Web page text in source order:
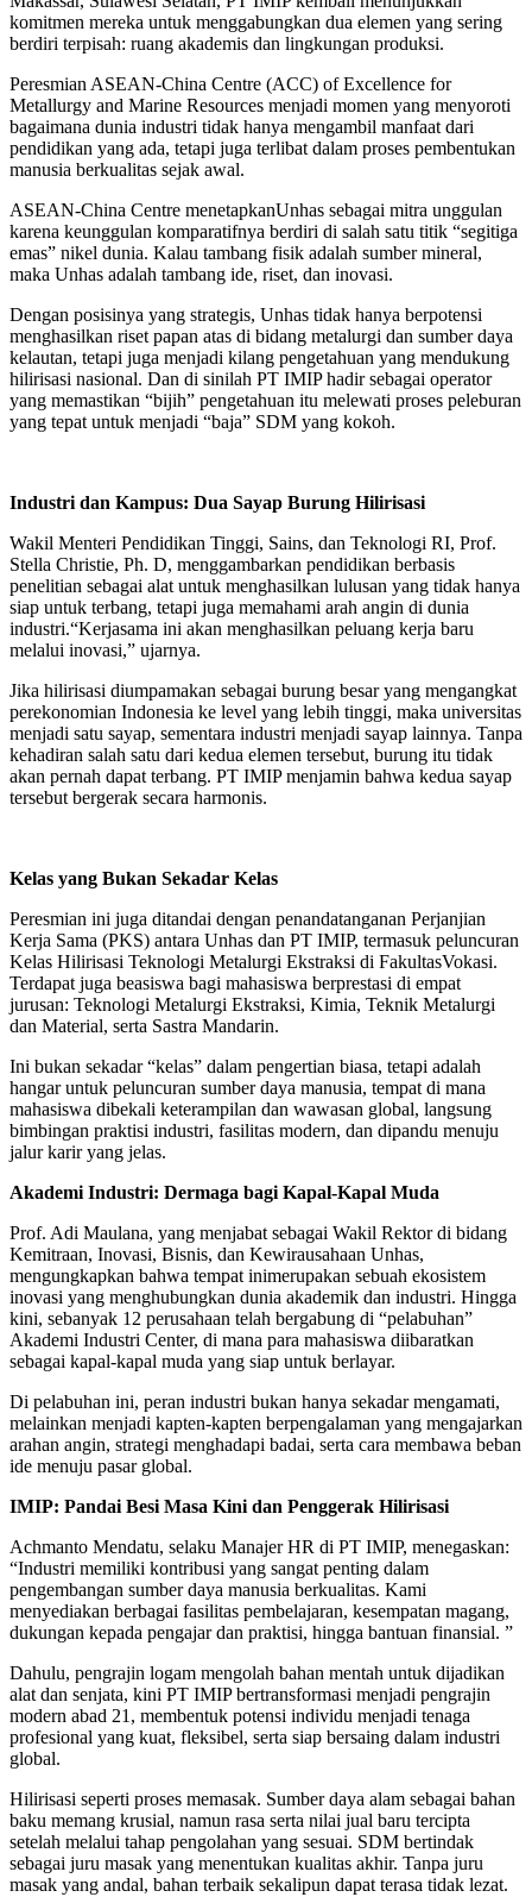
komitmen mereka untuk menggabungkan dua elemen yang sering
berdiri terpisah: ruang akademis dan lingkungan produksi.
Peresmian ASEAN-China Centre (ACC) of Excellence for
Metallurgy and Marine Resources menjadi momen yang menyoroti
bagaimana dunia industri tidak hanya mengambil manfaat dari
pendidikan yang ada, tetapi juga terlibat dalam proses pembentukan
manusia berkualitas sejak awal.
ASEAN-China Centre menetapkanUnhas sebagai mitra unggulan
karena keunggulan komparatifnya berdiri di salah satu titik “segitiga
emas” nikel dunia. Kalau tambang fisik adalah sumber mineral,
maka Unhas adalah tambang ide, riset, dan inovasi.
Dengan posisinya yang strategis, Unhas tidak hanya berpotensi
menghasilkan riset papan atas di bidang metalurgi dan sumber daya
kelautan, tetapi juga menjadi kilang pengetahuan yang mendukung
hilirisasi nasional. Dan di sinilah PT IMIP hadir sebagai operator
yang memastikan “bijih” pengetahuan itu melewati proses peleburan
yang tepat untuk menjadi “baja” SDM yang kokoh.
Industri dan Kampus: Dua Sayap Burung Hilirisasi
Wakil Menteri Pendidikan Tinggi, Sains, dan Teknologi RI, Prof.
Stella Christie, Ph. D, menggambarkan pendidikan berbasis
penelitian sebagai alat untuk menghasilkan lulusan yang tidak hanya
siap untuk terbang, tetapi juga memahami arah angin di dunia
industri.“Kerjasama ini akan menghasilkan peluang kerja baru
melalui inovasi,” ujarnya.
Jika hilirisasi diumpamakan sebagai burung besar yang mengangkat
perekonomian Indonesia ke level yang lebih tinggi, maka universitas
menjadi satu sayap, sementara industri menjadi sayap lainnya. Tanpa
kehadiran salah satu dari kedua elemen tersebut, burung itu tidak
akan pernah dapat terbang. PT IMIP menjamin bahwa kedua sayap
tersebut bergerak secara harmonis.
Kelas yang Bukan Sekadar Kelas
Peresmian ini juga ditandai dengan penandatanganan Perjanjian
Kerja Sama (PKS) antara Unhas dan PT IMIP, termasuk peluncuran
Kelas Hilirisasi Teknologi Metalurgi Ekstraksi di FakultasVokasi.
Terdapat juga beasiswa bagi mahasiswa berprestasi di empat
jurusan: Teknologi Metalurgi Ekstraksi, Kimia, Teknik Metalurgi
dan Material, serta Sastra Mandarin.
Ini bukan sekadar “kelas” dalam pengertian biasa, tetapi adalah
hangar untuk peluncuran sumber daya manusia, tempat di mana
mahasiswa dibekali keterampilan dan wawasan global, langsung
bimbingan praktisi industri, fasilitas modern, dan dipandu menuju
jalur karir yang jelas.
Akademi Industri: Dermaga bagi Kapal-Kapal Muda
Prof. Adi Maulana, yang menjabat sebagai Wakil Rektor di bidang
Kemitraan, Inovasi, Bisnis, dan Kewirausahaan Unhas,
mengungkapkan bahwa tempat inimerupakan sebuah ekosistem
inovasi yang menghubungkan dunia akademik dan industri. Hingga
kini, sebanyak 12 perusahaan telah bergabung di “pelabuhan”
Akademi Industri Center, di mana para mahasiswa diibaratkan
sebagai kapal-kapal muda yang siap untuk berlayar.
Di pelabuhan ini, peran industri bukan hanya sekadar mengamati,
melainkan menjadi kapten-kapten berpengalaman yang mengajarkan
arahan angin, strategi menghadapi badai, serta cara membawa beban
ide menuju pasar global.
IMIP: Pandai Besi Masa Kini dan Penggerak Hilirisasi
Achmanto Mendatu, selaku Manajer HR di PT IMIP, menegaskan:
“Industri memiliki kontribusi yang sangat penting dalam
pengembangan sumber daya manusia berkualitas. Kami
menyediakan berbagai fasilitas pembelajaran, kesempatan magang,
dukungan kepada pengajar dan praktisi, hingga bantuan finansial. ”
Dahulu, pengrajin logam mengolah bahan mentah untuk dijadikan
alat dan senjata, kini PT IMIP bertransformasi menjadi pengrajin
modern abad 21, membentuk potensi individu menjadi tenaga
profesional yang kuat, fleksibel, serta siap bersaing dalam industri
global.
Hilirisasi seperti proses memasak. Sumber daya alam sebagai bahan
baku memang krusial, namun rasa serta nilai jual baru tercipta
setelah melalui tahap pengolahan yang sesuai. SDM bertindak
sebagai juru masak yang menentukan kualitas akhir. Tanpa juru
masak yang andal, bahan terbaik sekalipun dapat terasa tidak lezat.